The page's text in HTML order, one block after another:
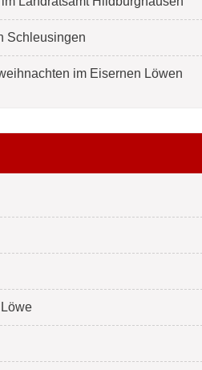
Schleusingen
im Eisernen Löwen